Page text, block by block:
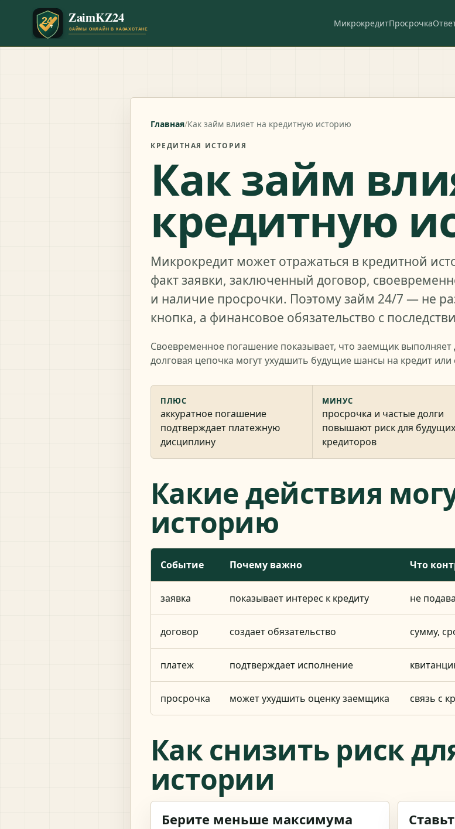
МикрокредитПросрочка
Главная/Как займ влияет на кредитную историю
КРЕДИТНАЯ ИСТОРИЯ
Как займ
кредитную
Микрокредит может отражаться в кредитной
факт заявки, заключенный договор,
и наличие просрочки. Поэтому займ 24/7 — не
кнопка, а финансовое обязательство с
Своевременное погашение показывает, что заемщик выполняет
долговая цепочка могут ухудшить будущие шансы на кредит
ПЛЮС
аккуратное погашение
подтверждает платежную
дисциплину
МИНУС
просрочка и частые долги
повышают риск для будущих
кредиторов
Какие действия
историю
Событие Почему важно Что
заявка показывает интерес к кредиту не
договор создает обязательство сумму,
платеж подтверждает исполнение
просрочка может ухудшить оценку заемщика связь с
Как снизить риск
истории
Берите меньше максимума